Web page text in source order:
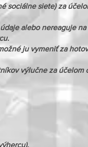
sociálne siete) za
alebo nereaguje
ju vymeniť za
výlučne za